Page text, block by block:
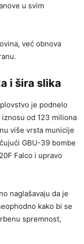
u svim
već obnova
i šira slika
je podnelo
od 123 miliona
više vrsta municije
GBU-39 bombe
Falco i upravo
naglašavaju da je
kako bi se
spremnost,